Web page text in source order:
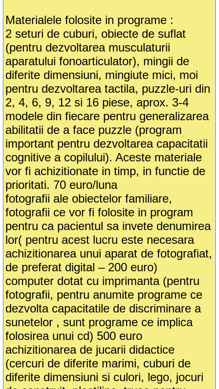
Materialele folosite in programe :
2 seturi de cuburi, obiecte de suflat
(pentru dezvoltarea musculaturii
aparatului fonoarticulator), mingii de
diferite dimensiuni, mingiute mici, moi
pentru dezvoltarea tactila, puzzle-uri din
2, 4, 6, 9, 12 si 16 piese, aprox. 3-4
modele din fiecare pentru generalizarea
abilitatii de a face puzzle (program
important pentru dezvoltarea capacitatii
cognitive a copilului). Aceste materiale
vor fi achizitionate in timp, in functie de
prioritati. 70 euro/luna
fotografii ale obiectelor familiare,
fotografii ce vor fi folosite in program
pentru ca pacientul sa invete denumirea
lor( pentru acest lucru este necesara
achizitionarea unui aparat de fotografiat,
de preferat digital – 200 euro)
computer dotat cu imprimanta (pentru
fotografii, pentru anumite programe ce
dezvolta capacitatile de discriminare a
sunetelor , sunt programe ce implica
folosirea unui cd) 500 euro
achizitionarea de jucarii didactice
(cercuri de diferite marimi, cuburi de
diferite dimensiuni si culori, lego, jocuri